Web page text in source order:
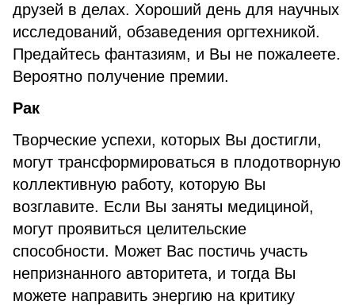
друзей в делах. Хороший день для научных
исследований, обзаведения оргтехникой.
Предайтесь фантазиям, и Вы не пожалеете.
Вероятно получение премии.
Рак
Творческие успехи, которых Вы достигли,
могут трансформироваться в плодотворную
коллективную работу, которую Вы
возглавите. Если Вы заняты медициной,
могут проявиться целительские
способности. Может Вас постичь участь
непризнанного авторитета, и тогда Вы
можете направить энергию на критику